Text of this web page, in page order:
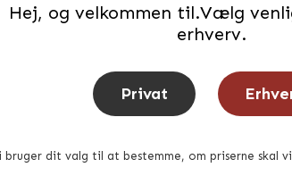
Hej, og velkommen til.Vælg
erhverv.
Privat
bruger dit valg til at bestemme, om priserne skal